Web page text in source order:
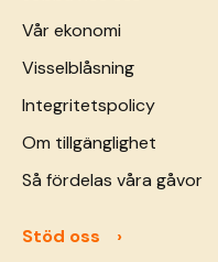
Vår ekonomi
Visselblåsning
Integritetspolicy
Om tillgänglighet
Så fördelas våra gåvor
Stöd oss